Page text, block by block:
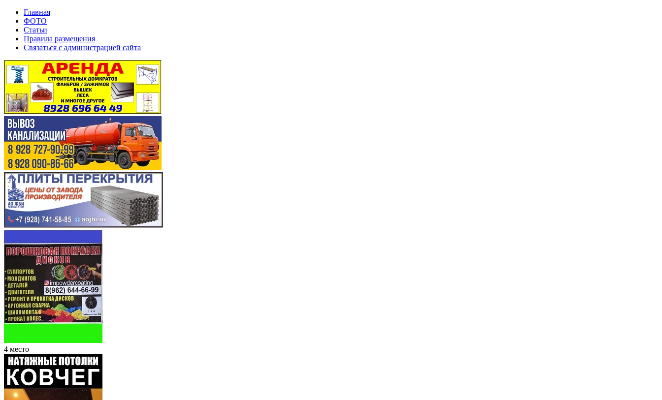
Главная
ФОТО
Статьи
Правила размещения
Связаться с администрацией сайта
4 место